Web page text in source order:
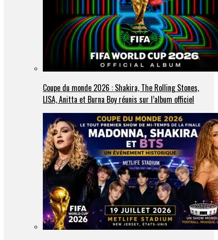
Coupe du monde 2026 : Shakira, The Rolling Stones,
LISA, Anitta et Burna Boy réunis sur l’album officiel